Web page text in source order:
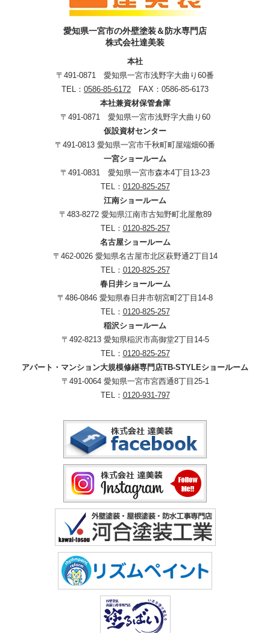
愛知県一宮市の外壁塗装＆防水専門店
株式会社達美装
本社
〒491-0871 愛知県一宮市浅野字大曲り60番
TEL： 0586-85-6172 FAX：0586-85-6173
本社兼資材保管倉庫
〒491-0871 愛知県一宮市浅野字大曲り60
仮設資材センター
〒491-0813 愛知県一宮市千秋町町屋端畑60番
一宮ショールーム
〒491-0831 愛知県一宮市森本4丁目13-23
TEL： 0120-825-257
江南ショールーム
〒483-8272 愛知県江南市古知野町北屋敷89
TEL： 0120-825-257
名古屋ショールーム
〒462-0026 愛知県名古屋市北区萩野通2丁目14
TEL： 0120-825-257
春日井ショールーム
〒486-0846 愛知県春日井市朝宮町2丁目14-8
TEL： 0120-825-257
稲沢ショールーム
〒492-8213 愛知県稲沢市高御堂2丁目14-5
TEL： 0120-825-257
アパート・マンション大規模修繕専門店TB-STYLEショールーム
〒491-0064 愛知県一宮市宮西通8丁目25-1
TEL： 0120-931-797